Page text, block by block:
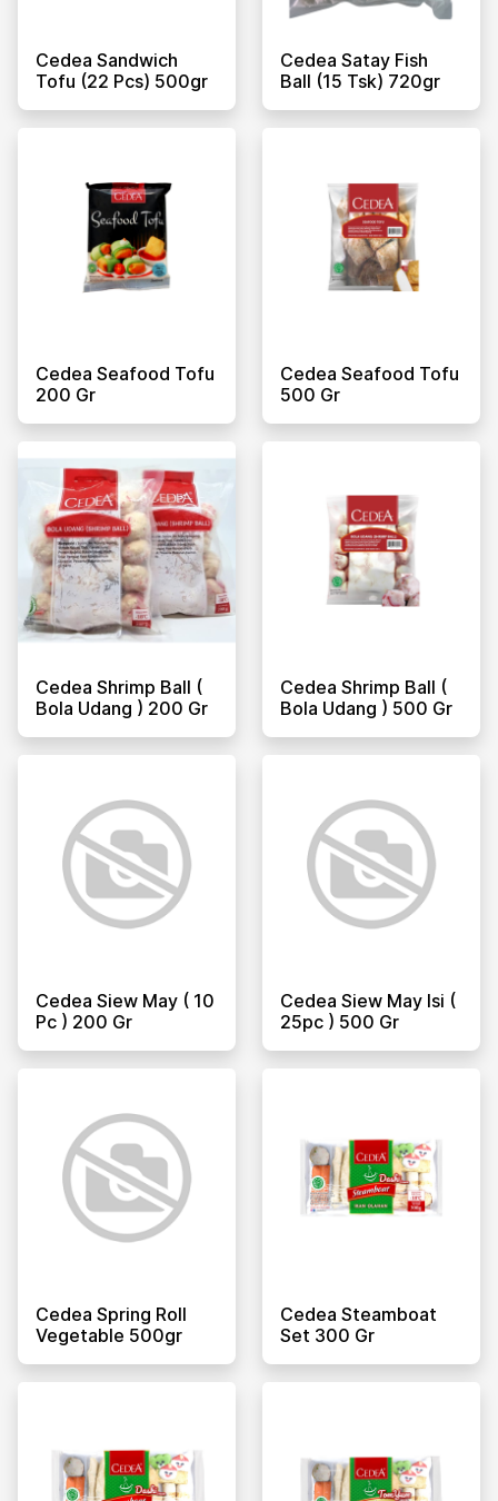
Cedea Sandwich
Tofu (22 Pcs) 500gr
Cedea Satay Fish
Ball (15 Tsk) 720gr
Cedea Seafood Tofu
200 Gr
Cedea Seafood Tofu
500 Gr
Cedea Shrimp Ball (
Bola Udang ) 200 Gr
Cedea Shrimp Ball (
Bola Udang ) 500 Gr
Cedea Siew May ( 10
Pc ) 200 Gr
Cedea Siew May Isi (
25pc ) 500 Gr
Cedea Spring Roll
Vegetable 500gr
Cedea Steamboat
Set 300 Gr